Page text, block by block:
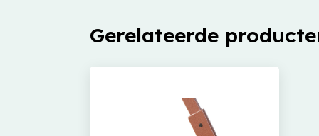
Gerelateerde